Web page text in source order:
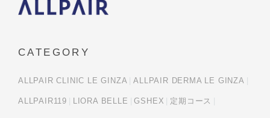
CATEGORY
ALLPAIR CLINIC LE GINZA ALLPAIR DERMA LE GINZA
ALLPAIR119 LIORA BELLE GSHEX 定期コース